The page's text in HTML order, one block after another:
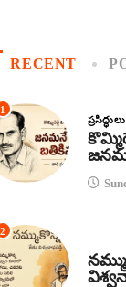
RECENT
1
ప్రసిద్ధులు
2